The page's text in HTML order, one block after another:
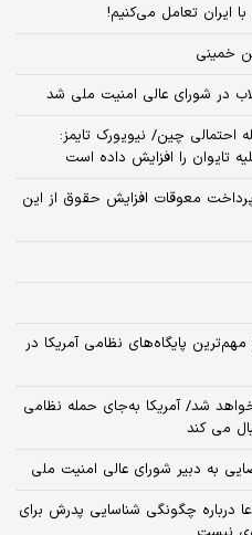
ایران تعامل می‌کنیم!
خمینی
در شورای عالی امنیت ملی شد
احتمالی چین/ نیویورک تایمز:
تایوان را افزایش داده است
معوقات افزایش حقوق از این
پایگاه‌های نظامی آمریکا در
شد/ آمریکا به‌جای حمله نظامی
می کند
به دبیر شورای عالی امنیت ملی
درباره چگونگی شناسایی پدرش برای